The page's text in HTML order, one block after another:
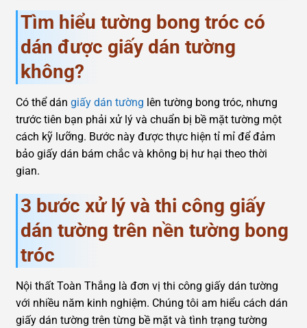
Tìm hiểu tường bong tróc có
dán được giấy dán tường
không?
Có thể dán giấy dán tường lên tường bong tróc, nhưng
trước tiên bạn phải xử lý và chuẩn bị bề mặt tường một
cách kỹ lưỡng. Bước này được thực hiện tỉ mỉ để đảm
bảo giấy dán bám chắc và không bị hư hại theo thời
gian.
3 bước xử lý và thi công giấy
dán tường trên nền tường bong
tróc
Nội thất Toàn Thắng là đơn vị thi công giấy dán tường
với nhiều năm kinh nghiệm. Chúng tôi am hiểu cách dán
giấy dán tường trên từng bề mặt và tình trạng tường